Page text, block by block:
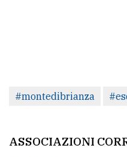
#montedibrianza
ASSOCIAZIONI